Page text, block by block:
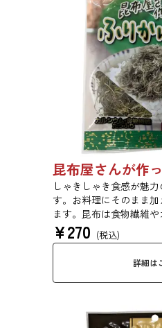
しゃきしゃき食感が魅
す。お料理にそのまま
ます。昆布は食物繊維
んでいるため、バランス
にお使いいただけます。
¥270 (税込)
詳細は